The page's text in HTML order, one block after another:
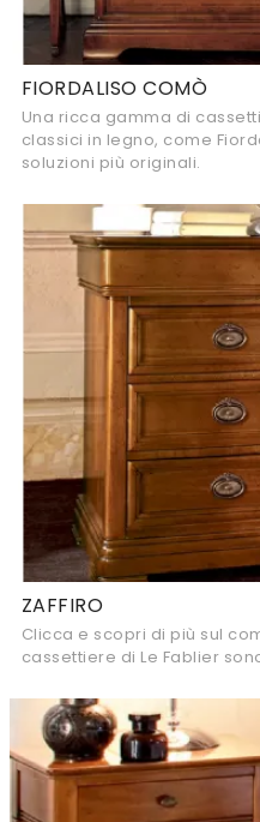
FIORDALISO COMÒ
Una ricca gamma di
classici in legno, come
soluzioni più originali.
ZAFFIRO
Clicca e scopri di più sul
cassettiere di Le Fablier